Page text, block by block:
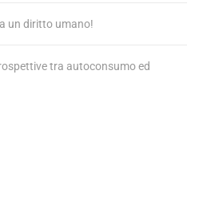
un diritto umano!
tra autoconsumo ed